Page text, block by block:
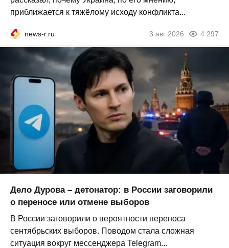
приближается к тяжёлому исходу конфликта...
news-r.ru 3 авг 2026 4 297
Дело Дурова – детонатор: в России заговорили
о переносе или отмене выборов
В России заговорили о вероятности переноса
сентябрьских выборов. Поводом стала сложная
ситуация вокруг мессенджера Telegram...